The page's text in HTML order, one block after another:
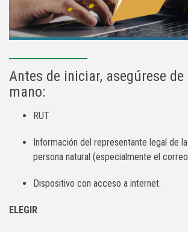
Antes de iniciar, asegúrese
mano:
RUT
Información del representante legal de
persona natural (especialmente el
Dispositivo con acceso a internet.
ELEGIR